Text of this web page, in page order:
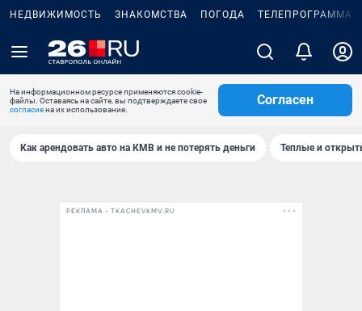
НЕДВИЖИМОСТЬ ЗНАКОМСТВА ПОГОДА ТЕЛЕПРОГРАММА
На информационном ресурсе применяются cookie-
файлы. Оставаясь на сайте, вы подтверждаете свое
согласиена их использование.
Согласен
Как арендовать авто на КМВ и не потерять деньги Теплые и
РЕКЛАМА • TKACHEVKMV.RU